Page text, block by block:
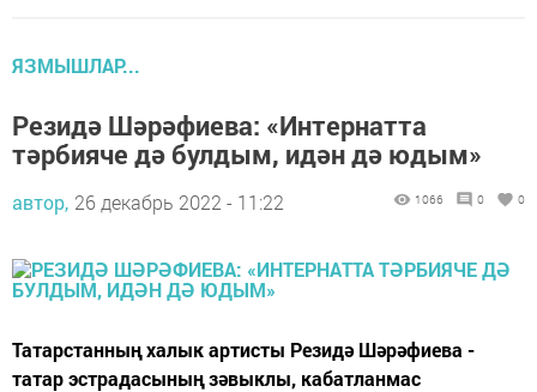
ЯЗМЫШЛАР...
Резидә Шәрәфиева: «Интернатта
тәрбияче дә булдым, идән дә юдым»
автор, 26 декабрь 2022 - 11:22 1066 0 0
Татарстанның халык артисты Резидә Шәрәфиева -
татар эстрадасының зәвыклы, кабатланмас